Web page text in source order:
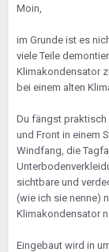
Moin,
im Grunde ist es
viele Teile
Klimakondensator
bei einem alten
Du fängst praktisch
und Front in einem
Windfang, die
sichtbare und
(wie ich sie nenne)
Klimakondensator
Eingebaut wird in